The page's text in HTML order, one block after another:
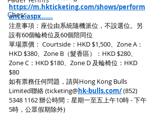
Chess
https://m.hkticketing.com/shows/perform
ance.aspx......
注意事項：座位由系統隨機派位，不設選位。另
設有60個輪椅位及60個陪同位
單場票價： Courtside：HKD $1,500、Zone A：
HKD $380、Zone B（髮香區）：HKD $280、
Zone C：HKD $180、Zone D 及輪椅位：HKD
$80
如有票務任何問題，請與Hong Kong Bulls
Limited聯絡 (ticketing@hk-bulls.com/ (852)
5348 1162 辦公時間：星期一至五上午10時 - 下午
5時，公眾假期除外)